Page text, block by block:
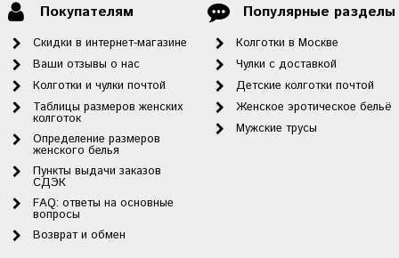
Покупателям
Скидки в интернет-магазине
Ваши отзывы о нас
Колготки и чулки почтой
Таблицы размеров женских
колготок
Определение размеров
женского белья
Пункты выдачи заказов
СДЭК
FAQ: ответы на основные
вопросы
Возврат и обмен
Популярные разделы
Колготки в Москве
Чулки с доставкой
Детские колготки почтой
Женское эротическое бельё
Мужские трусы